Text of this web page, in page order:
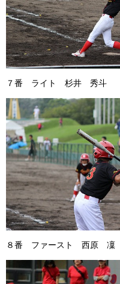
７番 ライト 杉井 秀斗
８番 ファースト 西原 凜